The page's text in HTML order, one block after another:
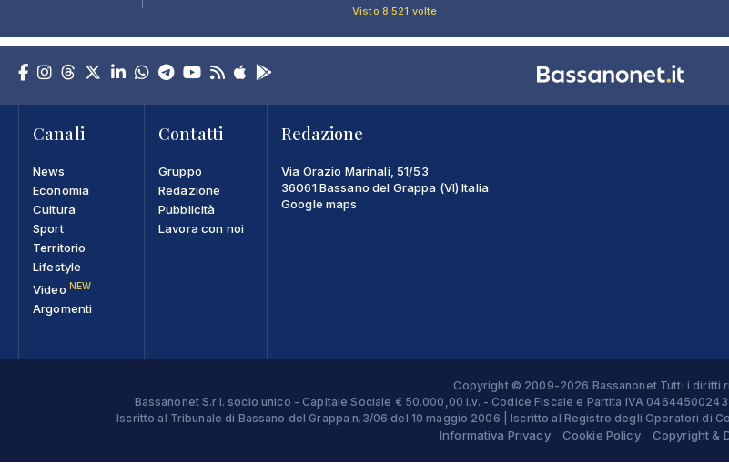
Visto 8.521 volte
Canali
News
Economia
Cultura
Sport
Territorio
Lifestyle
Video NEW
Argomenti
Contatti
Gruppo
Redazione
Pubblicità
Lavora con noi
Redazione
Via Orazio Marinali, 51/53
36061 Bassano del Grappa (VI) Italia
Google maps
Copyright © 2009-2026 Bassanonet Tutti i diritti
Bassanonet S.r.l. socio unico - Capitale Sociale € 50.000,00 i.v. - Codice Fiscale e Partita IVA
Iscritto al Tribunale di Bassano del Grappa n.3/06 del 10 maggio 2006 | Iscritto al Registro degli Operatori di
Informativa Privacy Cookie Policy Copyright &